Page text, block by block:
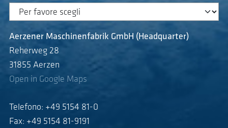
Aerzener Maschinenfabrik GmbH (Headquarter)
Reherweg 28
31855 Aerzen
Open in Google Maps
Telefono: +49 5154 81-0
Fax: +49 5154 81-9191